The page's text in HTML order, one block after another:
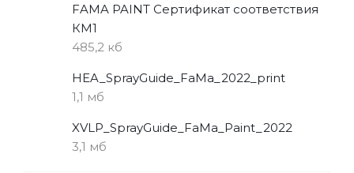
FAMA PAINT Сертификат соответствия
КМ1
485,2 кб
HEA_SprayGuide_FaMa_2022_print
1,1 мб
XVLP_SprayGuide_FaMa_Paint_2022
3,1 мб